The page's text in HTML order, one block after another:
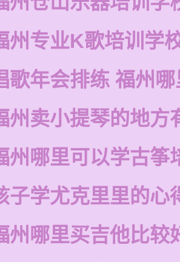
州专业K歌培训学
歌年会排练 福州
州卖小提琴的地方
州哪里可以学古筝
子学尤克里里的心
州哪里买吉他比较